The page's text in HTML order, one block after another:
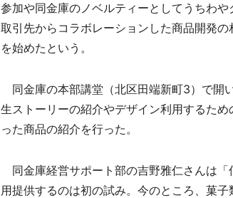
参加や同金庫のノベルティーとしてうちわ
取引先からコラボレーションした商品開発
を始めたという。
同金庫の本部講堂（北区田端新町3）で開
生ストーリーの紹介やデザイン利用するた
った商品の紹介を行った。
同金庫経営サポート部の吉野雅仁さんは
用提供するのは初の試み。今のところ、菓